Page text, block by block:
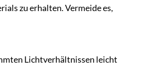
zu erhalten. Vermeide es,
Lichtverhältnissen leicht